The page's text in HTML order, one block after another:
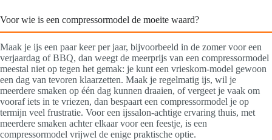
Voor wie is een compressormodel de moeite waard?
Maak je ijs een paar keer per jaar, bijvoorbeeld in de zomer voor een
verjaardag of BBQ, dan weegt de meerprijs van een compressormodel
meestal niet op tegen het gemak: je kunt een vrieskom-model gewoon
een dag van tevoren klaarzetten. Maak je regelmatig ijs, wil je
meerdere smaken op één dag kunnen draaien, of vergeet je vaak om
vooraf iets in te vriezen, dan bespaart een compressormodel je op
termijn veel frustratie. Voor een ijssalon-achtige ervaring thuis, met
meerdere smaken achter elkaar voor een feestje, is een
compressormodel vrijwel de enige praktische optie.